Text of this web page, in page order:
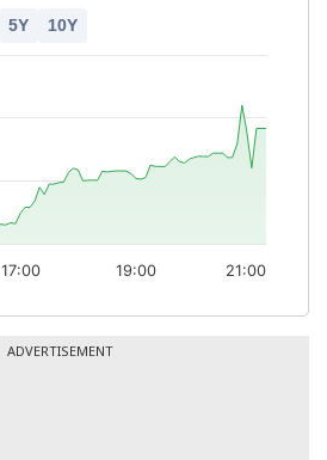
5Y 10Y
21:00
17:00 19:00
ADVERTISEMENT